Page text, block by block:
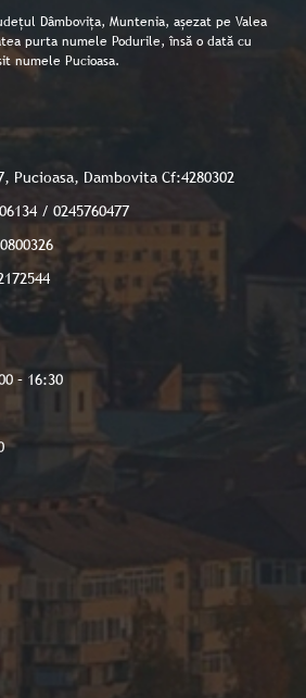
Dâmbovița, Muntenia, așezat pe Valea
purta numele Podurile, însă o dată cu
numele Pucioasa.
Pucioasa, Dambovita Cf:4280302
/ 0245760477
– 16:30